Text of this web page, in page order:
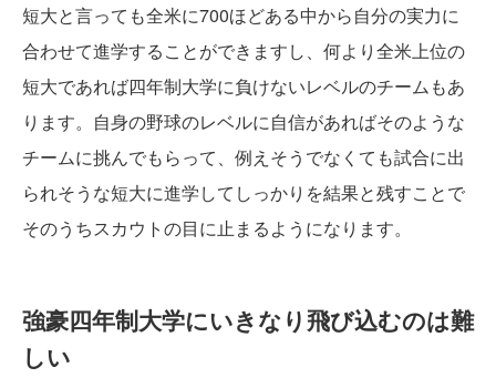
短大と言っても全米に700ほどある中から自分の実力に
合わせて進学することができますし、何より全米上位の
短大であれば四年制大学に負けないレベルのチームもあ
ります。自身の野球のレベルに自信があればそのような
チームに挑んでもらって、例えそうでなくても試合に出
られそうな短大に進学してしっかりを結果と残すことで
そのうちスカウトの目に止まるようになります。
強豪四年制大学にいきなり飛び込むのは難
しい